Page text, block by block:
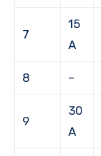
7
15
А
8 –
9
30
А